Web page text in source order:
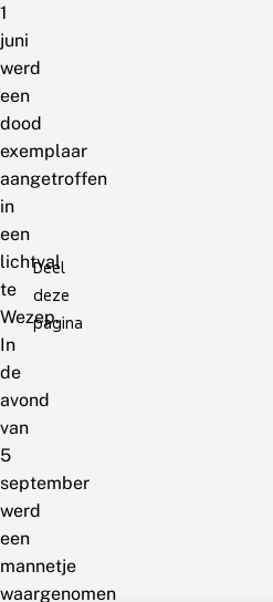
1
juni
werd
een
dood
exemplaar
aangetroffen
in
een
lichtval
te
Wezep.
In
de
avond
van
5
september
werd
een
mannetje
waargenomen
Deel
deze
pagina